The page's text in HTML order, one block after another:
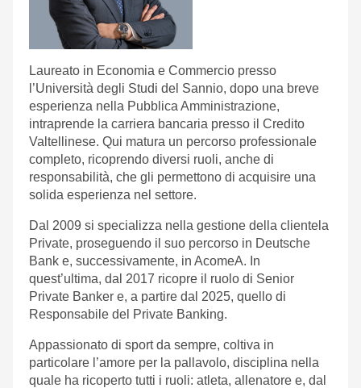
Laureato in Economia e Commercio presso
l’Università degli Studi del Sannio, dopo una breve
esperienza nella Pubblica Amministrazione,
intraprende la carriera bancaria presso il Credito
Valtellinese. Qui matura un percorso professionale
completo, ricoprendo diversi ruoli, anche di
responsabilità, che gli permettono di acquisire una
solida esperienza nel settore.
Dal 2009 si specializza nella gestione della clientela
Private, proseguendo il suo percorso in Deutsche
Bank e, successivamente, in AcomeA. In
quest’ultima, dal 2017 ricopre il ruolo di Senior
Private Banker e, a partire dal 2025, quello di
Responsabile del Private Banking.
Appassionato di sport da sempre, coltiva in
particolare l’amore per la pallavolo, disciplina nella
quale ha ricoperto tutti i ruoli: atleta, allenatore e, dal